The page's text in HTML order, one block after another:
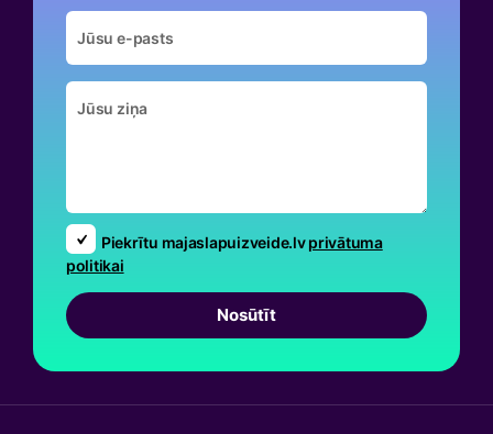
Piekrītu majaslapuizveide.lvprivātuma
politikai
Nosūtīt